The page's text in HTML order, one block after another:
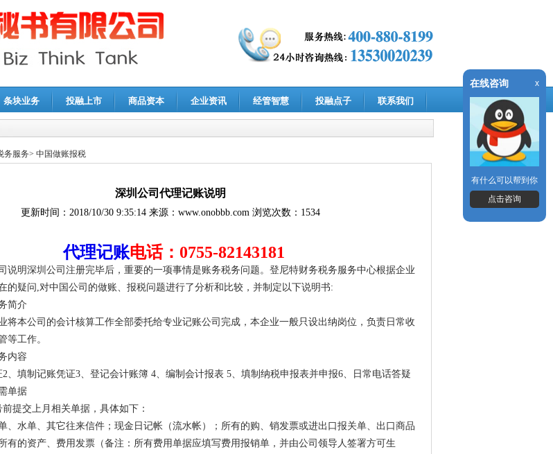
条块业务 投融上市 商品资本 企业资讯 经管智慧 投融点子 联系我们
务服务> 中国做账报税
深圳公司代理记账说明
更新时间： 2018/10/30 9:35:14来源： www.onobbb.com浏览次数：1534
代理记账电话：0755-82143181
说明深圳公司注册完毕后，重要的一项事情是账务税务问题。登尼特财务税务服务中心根据企业
的疑问,对中国公司的做账、报税问题进行了分析和比较，并制定以下说明书:
简介
将本公司的会计核算工作全部委托给专业记账公司完成，本企业一般只设出纳岗位，负责日常收
等工作。
内容
2、填制记账凭证3、登记会计账簿 4、编制会计报表 5、填制纳税申报表并申报6、日常电话答疑
单据
提交上月相关单据，具体如下：
、水单、其它往来信件；现金日记帐（流水帐）；所有的购、销发票或进出口报关单、出口商品
有的资产、费用发票（备注：所有费用单据应填写费用报销单，并由公司领导人签署方可生
在线咨询 x
有什么可以帮到你
点击咨询